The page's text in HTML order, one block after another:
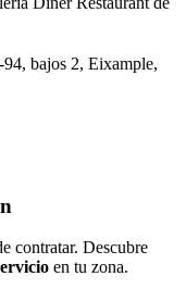
bajos 2, Eixample,
contratar. Descubre
en tu zona.